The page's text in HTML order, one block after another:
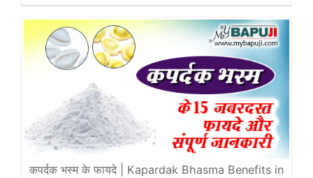
कपर्दक भस्म के फायदे | Kapardak Bhasma Benefits in